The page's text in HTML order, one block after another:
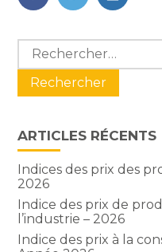
FaceBook
Twitter
Blog
sidebar
Rechercher :
ARTICLES RÉCENTS
Indices des prix des
2026
Indice des prix de
l’industrie – 2026
Indice des prix à la